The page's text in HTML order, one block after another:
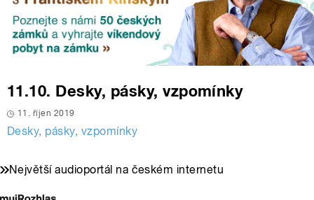
11.10. Desky, pásky, vzpomínky
11. říjen 2019
Desky, pásky, vzpomínky
Největší audioportál na českém internetu